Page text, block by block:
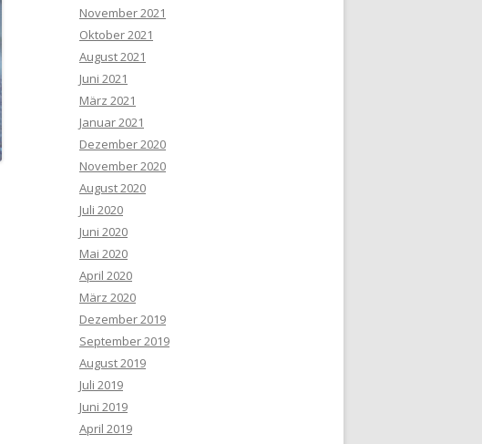
November 2021
Oktober 2021
August 2021
Juni 2021
März 2021
Januar 2021
Dezember 2020
November 2020
August 2020
Juli 2020
Juni 2020
Mai 2020
April 2020
März 2020
Dezember 2019
September 2019
August 2019
Juli 2019
Juni 2019
April 2019